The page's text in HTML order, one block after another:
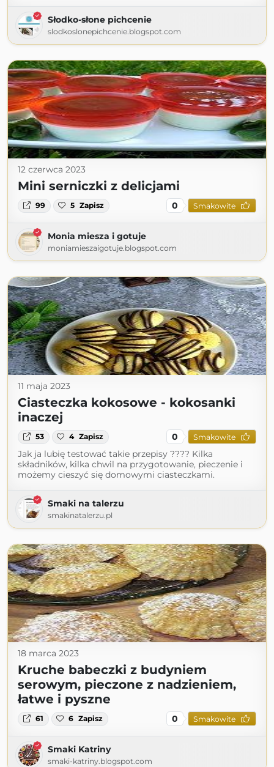
Słodko-słone pichcenie
slodkoslonepichcenie.blogspot.com
12 czerwca 2023
Mini serniczki z delicjami
99 5 Zapisz 0 Smakowite
Monia miesza i gotuje
moniamieszaigotuje.blogspot.com
11 maja 2023
Ciasteczka kokosowe - kokosanki
inaczej
53 4 Zapisz 0 Smakowite
Jak ja lubię testować takie przepisy ???? Kilka
składników, kilka chwil na przygotowanie, pieczenie i
możemy cieszyć się domowymi ciasteczkami.
Smaki na talerzu
smakinatalerzu.pl
18 marca 2023
Kruche babeczki z budyniem
serowym, pieczone z nadzieniem,
łatwe i pyszne
61 6 Zapisz 0 Smakowite
Smaki Katriny
smaki-katriny.blogspot.com